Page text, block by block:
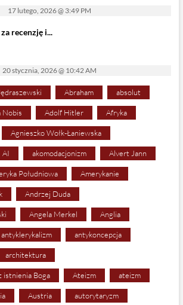
17 lutego, 2026 @ 3:49 PM
recenzję i...
20 stycznia, 2026 @ 10:42 AM
Abraham absolut
Nobis Adolf Hitler Afryka
Agnieszko Wołk-Łaniewska
AI akomodacjonizm Alvert Jann
Południowa Amerykanie
Andrzej Duda
Angela Merkel Anglia
antyklerykalizm antykoncepcja
architektura
istnienia Boga Ateizm ateizm
Austria autorytaryzm